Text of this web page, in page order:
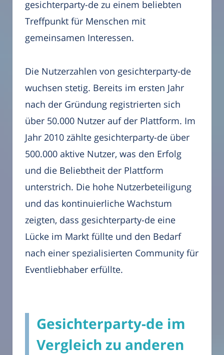
gesichterparty-de zu einem beliebten
Treffpunkt für Menschen mit
gemeinsamen Interessen.
Die Nutzerzahlen von gesichterparty-de
wuchsen stetig. Bereits im ersten Jahr
nach der Gründung registrierten sich
über 50.000 Nutzer auf der Plattform. Im
Jahr 2010 zählte gesichterparty-de über
500.000 aktive Nutzer, was den Erfolg
und die Beliebtheit der Plattform
unterstrich. Die hohe Nutzerbeteiligung
und das kontinuierliche Wachstum
zeigten, dass gesichterparty-de eine
Lücke im Markt füllte und den Bedarf
nach einer spezialisierten Community für
Eventliebhaber erfüllte.
Gesichterparty-de im
Vergleich zu anderen